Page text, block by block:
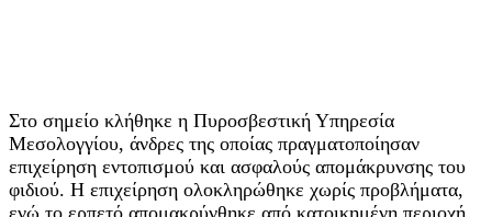
Στο σημείο κλήθηκε η Πυροσβεστική Υπηρεσία
Μεσολογγίου, άνδρες της οποίας πραγματοποίησαν
επιχείρηση εντοπισμού και ασφαλούς απομάκρυνσης του
φιδιού. Η επιχείρηση ολοκληρώθηκε χωρίς προβλήματα,
ενώ το ερπετό απομακρύνθηκε από κατοικημένη περιοχή.